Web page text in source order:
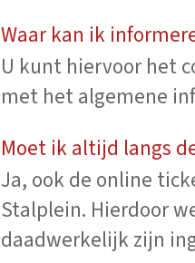
Waar kan ik
U kunt hiervoor het
met het algemene
Moet ik altijd langs
Ja, ook de online
Stalplein. Hierdoor
daadwerkelijk zijn